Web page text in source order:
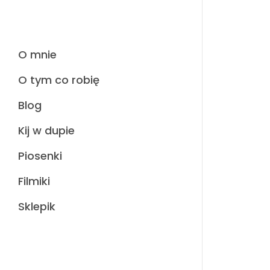
O mnie
O tym co robię
Blog
Kij w dupie
Piosenki
Filmiki
Sklepik